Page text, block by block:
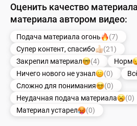
Оценить качество
материала автором видео:
Подача материала огонь
(7)
Супер контент, спасибо
(21)
Закрепил материал
(4) Норм
Ничего нового не узнал
(0)
Сложно для понимания
(0)
Неудачная подача материала
(0)
Материал устарел
(0)